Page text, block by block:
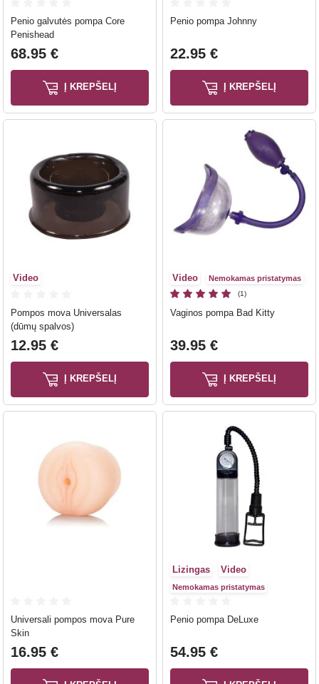
Penio galvutės pompa Core
Penishead
68.95 €
Į KREPŠELĮ
Penio pompa Johnny
22.95 €
Į KREPŠELĮ
Video
Pompos mova Universalas
(dūmų spalvos)
12.95 €
Į KREPŠELĮ
Video Nemokamas pristatymas
(1)
Vaginos pompa Bad Kitty
39.95 €
Į KREPŠELĮ
Universali pompos mova Pure
Skin
16.95 €
Lizingas Video
Nemokamas pristatymas
Penio pompa DeLuxe
54.95 €